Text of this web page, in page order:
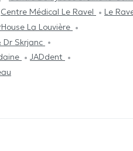
Centre Médical Le Ravel
Le
La Louvière
Dr Skrjanc
JADdent